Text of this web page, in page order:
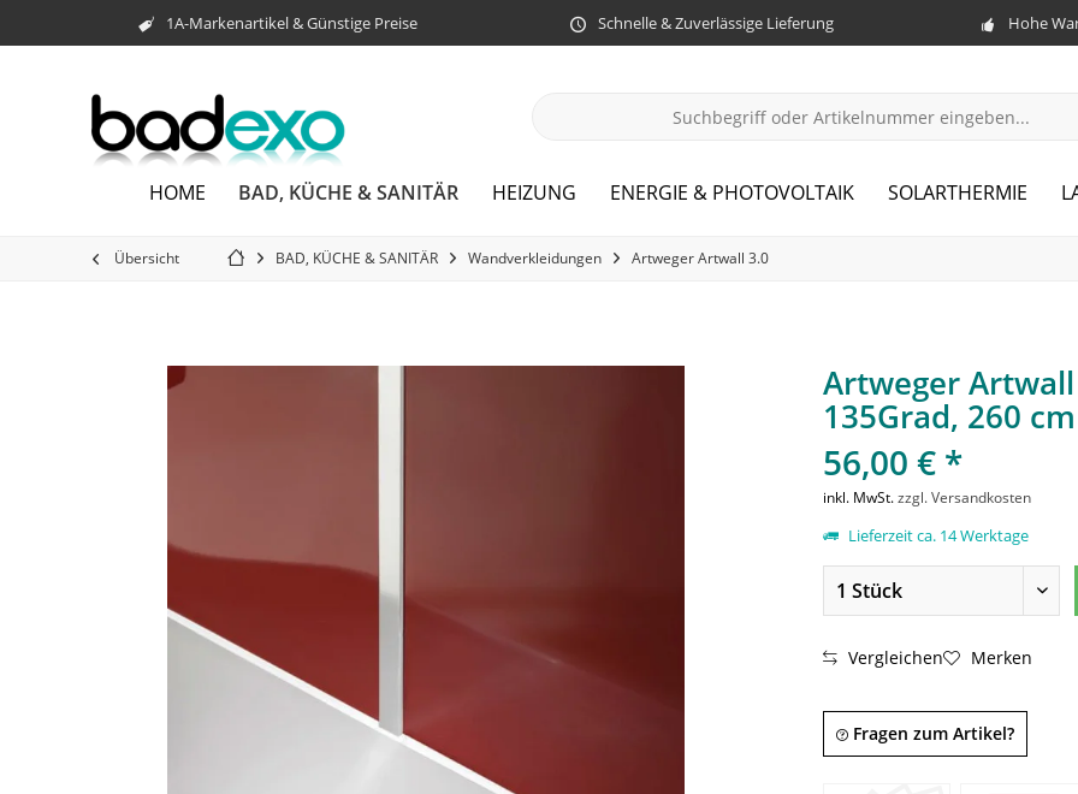
1A-Markenartikel & Günstige Preise Schnelle & Zuverlässige Lieferung Hohe
HOME BAD, KÜCHE & SANITÄR HEIZUNG ENERGIE & PHOTOVOLTAIK SOLARTHERMIE
Übersicht BAD, KÜCHE & SANITÄR Wandverkleidungen Artweger Artwall 3.0
Artweger
135Grad, 260
56,00 € *
inkl. MwSt.zzgl. Versandkosten
Lieferzeit ca. 14 Werktage
Vergleichen Merken
Fragen zum Artikel?